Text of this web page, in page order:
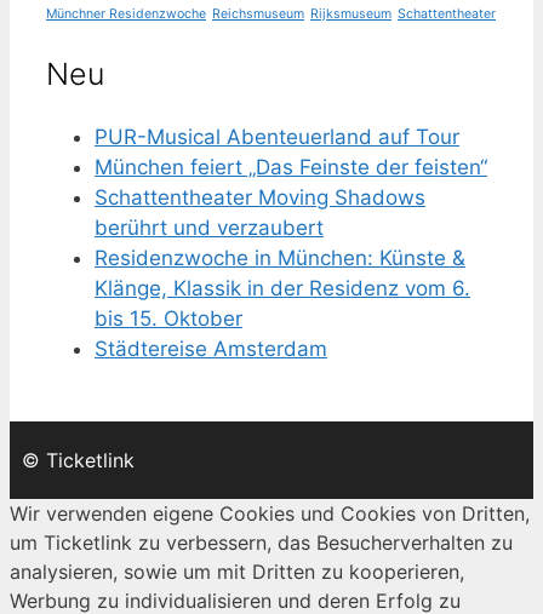
Münchner Residenzwoche Reichsmuseum Rijksmuseum Schattentheater
Neu
PUR-Musical Abenteuerland auf Tour
München feiert „Das Feinste der feisten“
Schattentheater Moving Shadows
berührt und verzaubert
Residenzwoche in München: Künste &
Klänge, Klassik in der Residenz vom 6.
bis 15. Oktober
Städtereise Amsterdam
© Ticketlink
Wir verwenden eigene Cookies und Cookies von Dritten,
um Ticketlink zu verbessern, das Besucherverhalten zu
analysieren, sowie um mit Dritten zu kooperieren,
Werbung zu individualisieren und deren Erfolg zu